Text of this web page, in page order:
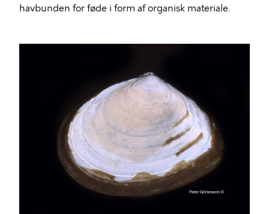
havbunden for føde i form af organisk materiale.